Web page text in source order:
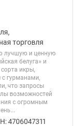
торговля
лучшую и ценную
белуга» и
икры,
гурманами,
что запросы
возможностей
с огромным
4706047311